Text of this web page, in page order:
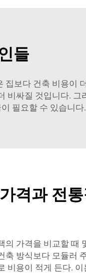
들
보다 건축 비용이
비싸질 것입니다. 그
필요할 수 있습니다.
격과 전
의 가격을 비교할 때
축 방식보다 모듈러
비용이 적게 든다.